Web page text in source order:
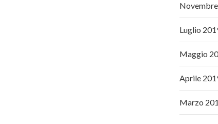
Luglio
Maggio
Aprile
Marzo